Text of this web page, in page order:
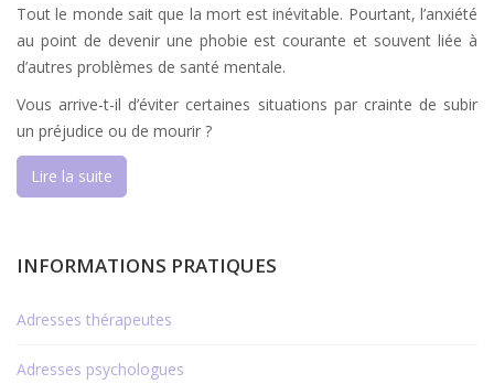
Tout le monde sait que la mort est inévitable. Pourtant, l’anxiété
au point de devenir une phobie est courante et souvent liée à
d’autres problèmes de santé mentale.
Vous arrive-t-il d’éviter certaines situations par crainte de subir
un préjudice ou de mourir ?
Lire la suite
INFORMATIONS PRATIQUES
Adresses thérapeutes
Adresses psychologues